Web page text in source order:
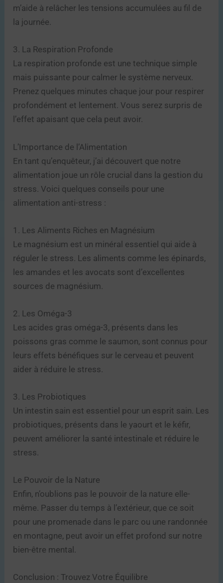
m’aide à relâcher les tensions accumulées au fil de
la journée.
3. La Respiration Profonde
La respiration profonde est une technique simple
mais puissante pour calmer le système nerveux.
Prenez quelques minutes chaque jour pour respirer
profondément et lentement. Vous serez surpris de
l’effet apaisant que cela peut avoir.
L’Importance de l’Alimentation
En tant qu’enquêteur, j’ai découvert que notre
alimentation joue un rôle crucial dans la gestion du
stress. Voici quelques conseils pour une
alimentation anti-stress :
1. Les Aliments Riches en Magnésium
Le magnésium est un minéral essentiel qui aide à
réguler le stress. Les aliments comme les épinards,
les amandes et les avocats sont d’excellentes
sources de magnésium.
2. Les Oméga-3
Les acides gras oméga-3, présents dans les
poissons gras comme le saumon, sont connus pour
leurs effets bénéfiques sur le cerveau et peuvent
aider à réduire le stress.
3. Les Probiotiques
Un intestin sain est essentiel pour un esprit sain. Les
probiotiques, présents dans le yaourt et le kéfir,
peuvent améliorer la santé intestinale et réduire le
stress.
Le Pouvoir de la Nature
Enfin, n’oublions pas le pouvoir de la nature elle-
même. Passer du temps à l’extérieur, que ce soit
pour une promenade dans le parc ou une randonnée
en montagne, peut avoir un effet profond sur notre
bien-être mental.
Conclusion : Trouvez Votre Équilibre